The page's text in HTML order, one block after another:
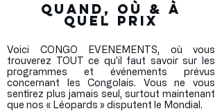
QUAND, OÙ & À
QUEL PRIX
Voici CONGO EVENEMENTS, où vous
trouverez TOUT ce qu'il faut savoir sur les
programmes et événements prévus
concernant les Congolais. Vous ne vous
sentirez plus jamais seul, surtout maintenant
que nos « Léopards » disputent le Mondial.